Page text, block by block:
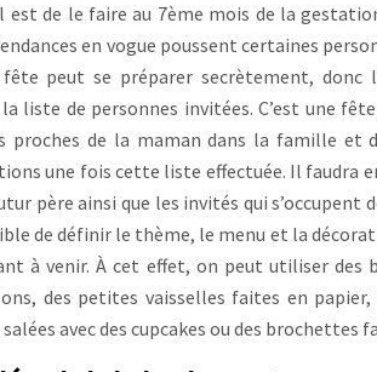
est de le faire au 7ème mois de la
en vogue poussent certaines
peut se préparer secrètement, donc
liste de personnes invitées. C’est une
proches de la maman dans la famille et
une fois cette liste effectuée. Il faudra
père ainsi que les invités qui
de définir le thème, le menu et la
à venir. À cet effet, on peut utiliser
des petites vaisselles faites en
avec des cupcakes ou des brochettes